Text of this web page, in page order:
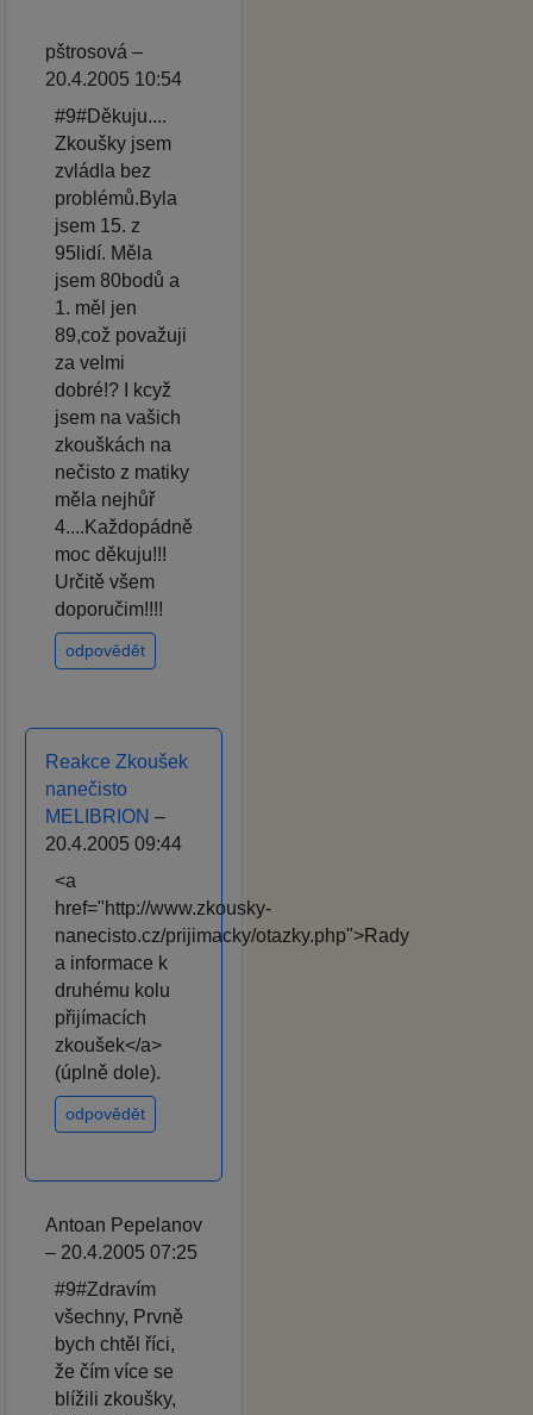
pštrosová –
20.4.2005 10:54
#9#Děkuju....
Zkoušky jsem
zvládla bez
problémů.Byla
jsem 15. z
95lidí. Měla
jsem 80bodů a
1. měl jen
89,což považuji
za velmi
dobré!? I kcyž
jsem na vašich
zkouškách na
nečisto z matiky
měla nejhůř
4....Každopádně
moc děkuju!!!
Určitě všem
doporučim!!!!
odpovědět
Reakce Zkoušek
nanečisto
MELIBRION –
20.4.2005 09:44
<a
href="http://www.zkousky-
nanecisto.cz/prijimacky/otazky.php">Rady
a informace k
druhému kolu
přijímacích
zkoušek</a>
(úplně dole).
odpovědět
Antoan Pepelanov
– 20.4.2005 07:25
#9#Zdravím
všechny, Prvně
bych chtěl říci,
že čím více se
blížili zkoušky,